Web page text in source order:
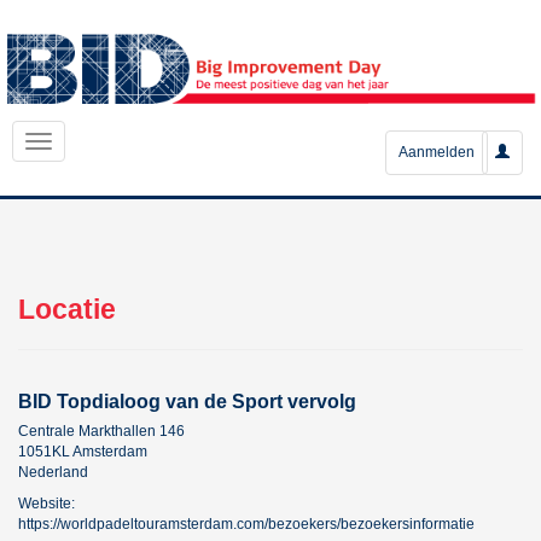
Aanmelden
Locatie
BID Topdialoog van de Sport vervolg
Centrale Markthallen 146
1051KL Amsterdam
Nederland
Website:
https://worldpadeltouramsterdam.com/bezoekers/bezoekersinformatie